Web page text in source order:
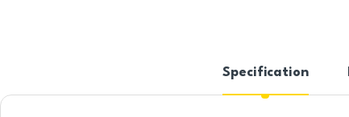
Specification